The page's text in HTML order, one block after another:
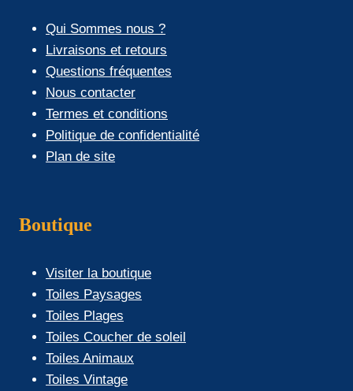
Qui Sommes nous ?
Livraisons et retours
Questions fréquentes
Nous contacter
Termes et conditions
Politique de confidentialité
Plan de site
Boutique
Visiter la boutique
Toiles Paysages
Toiles Plages
Toiles Coucher de soleil
Toiles Animaux
Toiles Vintage